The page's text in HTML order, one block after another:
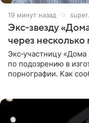
19 минут назад
Экс‑звезду
через
Экс‑участницу
по подозрению в
порнографии. Как